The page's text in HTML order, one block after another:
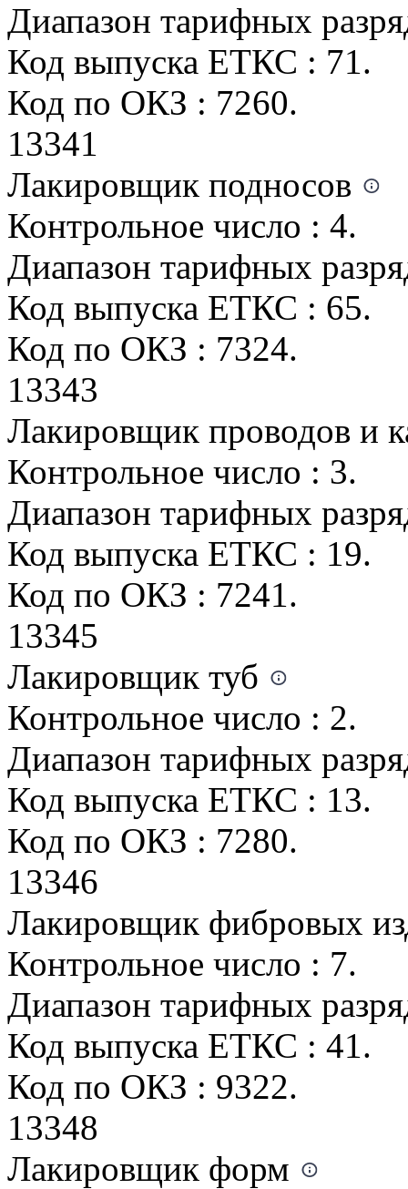
Диапазон тарифных
Код выпуска ЕТКС : 71.
Код по ОКЗ : 7260.
13341
Лакировщик подносов
Контрольное число : 4.
Диапазон тарифных
Код выпуска ЕТКС : 65.
Код по ОКЗ : 7324.
13343
Лакировщик проводов и
Контрольное число : 3.
Диапазон тарифных
Код выпуска ЕТКС : 19.
Код по ОКЗ : 7241.
13345
Лакировщик туб
Контрольное число : 2.
Диапазон тарифных
Код выпуска ЕТКС : 13.
Код по ОКЗ : 7280.
13346
Лакировщик фибровых
Контрольное число : 7.
Диапазон тарифных
Код выпуска ЕТКС : 41.
Код по ОКЗ : 9322.
13348
Лакировщик форм